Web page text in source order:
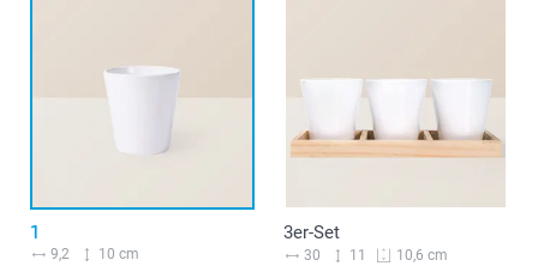
1
9,2 10 cm
3er-Set
30 11 10,6 cm